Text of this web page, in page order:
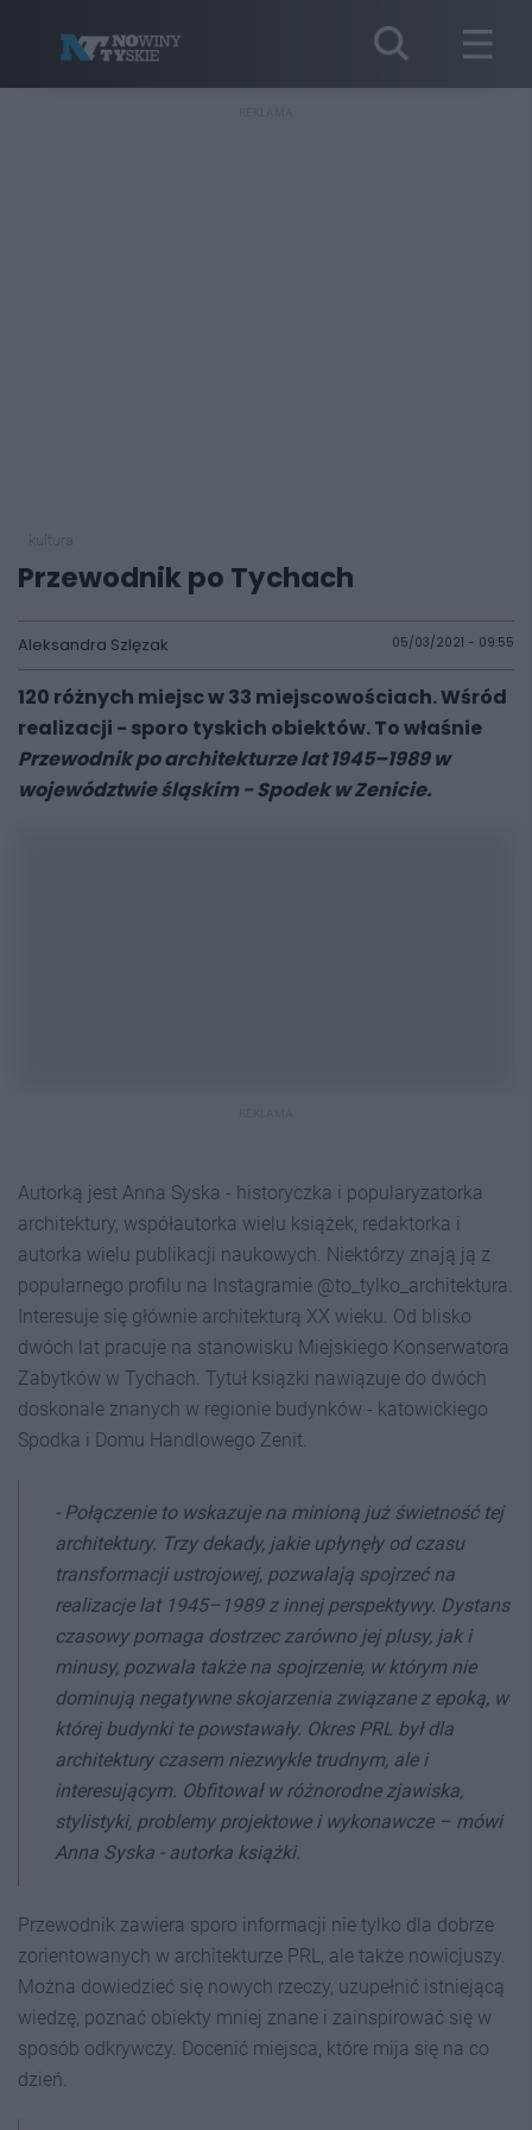
Przewodnik po Tychach
Aleksandra Szlęzak 05/03/2021 - 09:55
120 różnych miejsc w 33 miejscowościach. Wśród
realizacji - sporo tyskich obiektów. To właśnie
Przewodnik po architekturze lat 1945–1989 w
województwie śląskim - Spodek w Zenicie.
Autorką jest Anna Syska - historyczka i popularyzatorka
architektury, współautorka wielu książek, redaktorka i
autorka wielu publikacji naukowych. Niektórzy znają ją z
popularnego profilu na Instagramie @to_tylko_architektura.
Interesuje się głównie architekturą XX wieku. Od blisko
dwóch lat pracuje na stanowisku Miejskiego Konserwatora
Zabytków w Tychach. Tytuł książki nawiązuje do dwóch
doskonale znanych w regionie budynków - katowickiego
Spodka i Domu Handlowego Zenit.
- Połączenie to wskazuje na minioną już świetność tej
architektury. Trzy dekady, jakie upłynęły od czasu
transformacji ustrojowej, pozwalają spojrzeć na
realizacje lat 1945–1989 z innej perspektywy. Dystans
czasowy pomaga dostrzec zarówno jej plusy, jak i
minusy, pozwala także na spojrzenie, w którym nie
dominują negatywne skojarzenia związane z epoką, w
której budynki te powstawały. Okres PRL był dla
architektury czasem niezwykle trudnym, ale i
interesującym. Obfitował w różnorodne zjawiska,
stylistyki, problemy projektowe i wykonawcze– mówi
Anna Syska - autorka książki.
Przewodnik zawiera sporo informacji nie tylko dla dobrze
zorientowanych w architekturze PRL, ale także nowicjuszy.
Można dowiedzieć się nowych rzeczy, uzupełnić istniejącą
wiedzę, poznać obiekty mniej znane i zainspirować się w
sposób odkrywczy. Docenić miejsca, które mija się na co
dzień.